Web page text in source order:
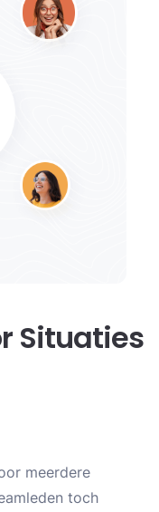
Situaties
meerdere
toch